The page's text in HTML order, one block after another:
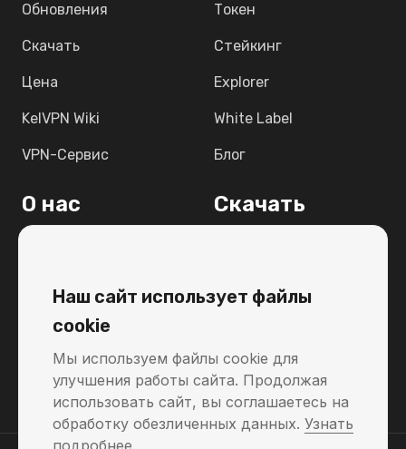
Обновления
Скачать
Цена
KelVPN Wiki
VPN-Сервис
Токен
Стейкинг
Explorer
White Label
Блог
О нас
Связаться с нами
Поддержка
Скачать
Android
Raspbian 12
Наш сайт использует файлы
cookie
Мы используем файлы cookie для
улучшения работы сайта. Продолжая
использовать сайт, вы соглашаетесь на
обработку обезличенных данных. Узнать
подробнее